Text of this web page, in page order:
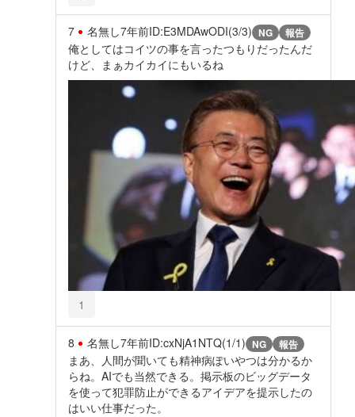
7 名無し7年前ID:E3MDAwODI(3/3) NG 報告
俺としてはコイツの事を言ったつもりだったんだ
けど、まぁカイカイにもいるね
1
8 名無し7年前ID:cxNjA1NTQ(1/1) NG 報告
まあ、人間が聞いても精神病ぽいやつは分かるか
らね。AIでも当然できる。掲示板のビッグデータ
を使って犯罪防止ができるアイデアを提示したの
はいい仕事だった。